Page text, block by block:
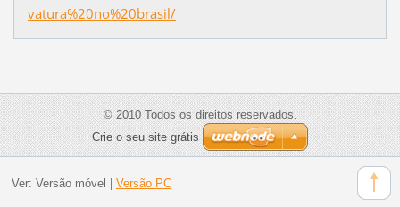
vatura%20no%20brasil/
© 2010 Todos os direitos reservados.
Crie o seu site grátis
Ver: Versão móvel Versão PC